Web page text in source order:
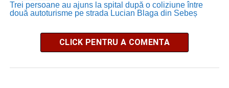
Trei persoane au ajuns la spital după o coliziune între
două autoturisme pe strada Lucian Blaga din Sebeș
CLICK PENTRU A COMENTA